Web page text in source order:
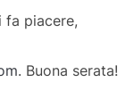
fa piacere,
. Buona serata!